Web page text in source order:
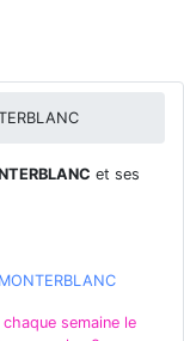
et ses
semaine le